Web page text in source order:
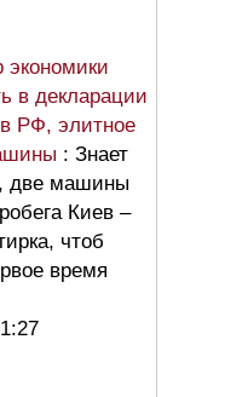
в декларации
РФ, элитное
: Знает
две машины
Киев –
чтоб
время